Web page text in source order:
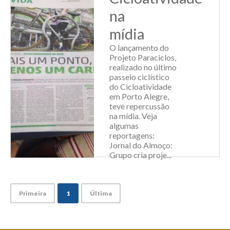
reconhece,
anualmente...
Leia Mais
na
mídia
O lançamento do
Projeto Paraciclos,
realizado no último
passeio ciclístico
do Cicloatividade
em Porto Alegre,
teve repercussão
na mídia. Veja
algumas
reportagens:
Jornal do Almoço:
Grupo cria proje...
Primeira 1 Última